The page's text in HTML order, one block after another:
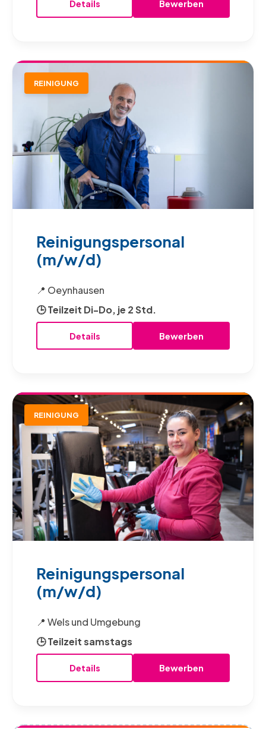
Details Bewerben
REINIGUNG
Reinigungspersonal
(m/w/d)
📍 Oeynhausen
🕒 Teilzeit Di-Do, je 2 Std.
Details Bewerben
REINIGUNG
Reinigungspersonal
(m/w/d)
📍 Wels und Umgebung
🕒 Teilzeit samstags
Details Bewerben